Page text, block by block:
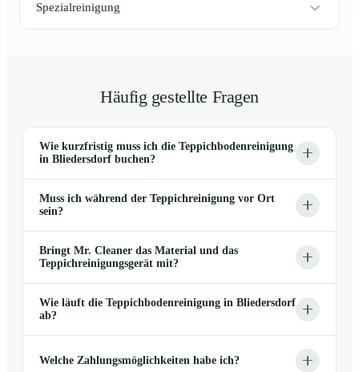
Spezialreinigung
Häufig gestellte Fragen
Wie kurzfristig muss ich die Teppichbodenreinigung
in Bliedersdorf buchen?
Muss ich während der Teppichreinigung vor Ort
sein?
Bringt Mr. Cleaner das Material und das
Teppichreinigungsgerät mit?
Wie läuft die Teppichbodenreinigung in Bliedersdorf
ab?
Welche Zahlungsmöglichkeiten habe ich?